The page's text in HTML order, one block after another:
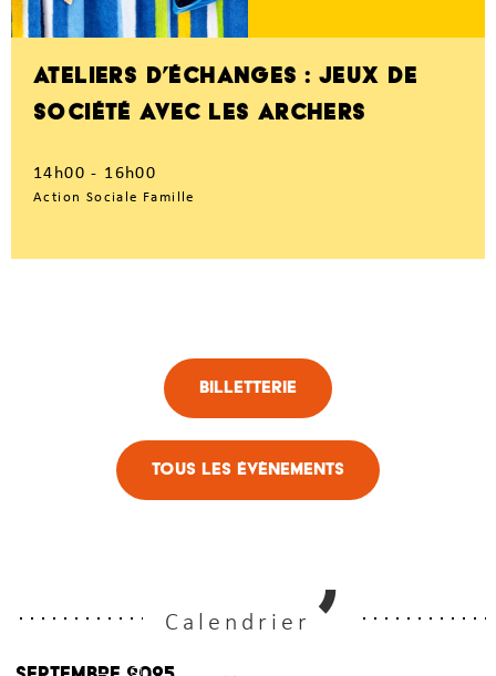
ATELIERS D’ÉCHANGES : JEUX DE
SOCIÉTÉ AVEC LES ARCHERS
14h00 - 16h00
Action Sociale Famille
Billetterie
Tous les évènements
Calendrier